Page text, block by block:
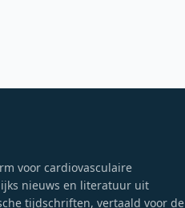
voor cardiovasculaire
nieuws en literatuur uit
tijdschriften, vertaald voor de